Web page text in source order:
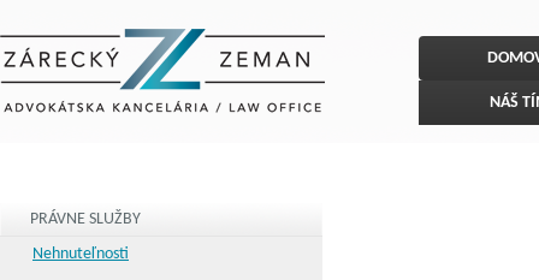
NÁŠ
PRÁVNE SLUŽBY
Nehnuteľnosti